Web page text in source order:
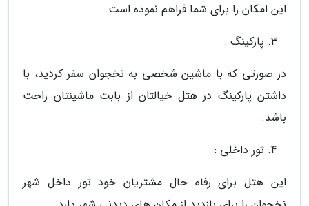
این امکان را برای شما فراهم نموده است.
پارکینگ :
در صورتی که با ماشین شخصی به نخجوان سفر کردید، با
داشتن پارکینگ در هتل خیالتان از بابت ماشینتان راحت
باشد.
تور داخلی :
این هتل برای رفاه حال مشتریان خود تور داخل شهر